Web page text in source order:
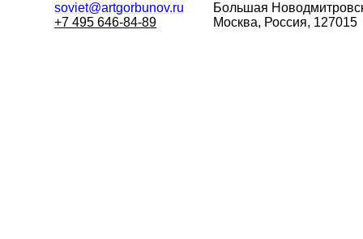
soviet@artgorbunov.ru
+7 495 646-84-89
Большая
Москва, Россия, 127015